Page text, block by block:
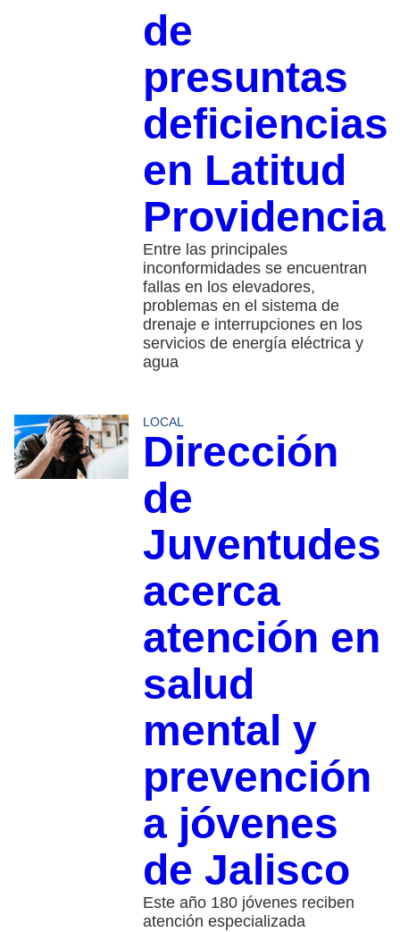
de
presuntas
deficiencias
en Latitud
Providencia
Entre las principales
inconformidades se encuentran
fallas en los elevadores,
problemas en el sistema de
drenaje e interrupciones en los
servicios de energía eléctrica y
agua
LOCAL
Dirección
de
Juventudes
acerca
atención en
salud
mental y
prevención
a jóvenes
de Jalisco
Este año 180 jóvenes reciben
atención especializada